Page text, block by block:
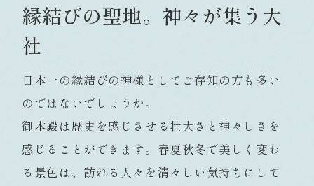
縁結びの聖地。神々が集う大
社
日本一の縁結びの神様としてご存知の方も多い
のではないでしょうか。
御本殿は歴史を感じさせる壮大さと神々しさを
感じることができます。春夏秋冬で美しく変わ
る景色は、訪れる人々を清々しい気持ちにして